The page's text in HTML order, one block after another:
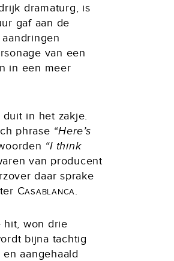
dramaturg, is
gaf aan de
van een
in een meer
in het zakje.
phrase “Here’s
“I think
van producent
daar sprake
Casablanca.
hit, won drie
bijna tachtig
aangehaald